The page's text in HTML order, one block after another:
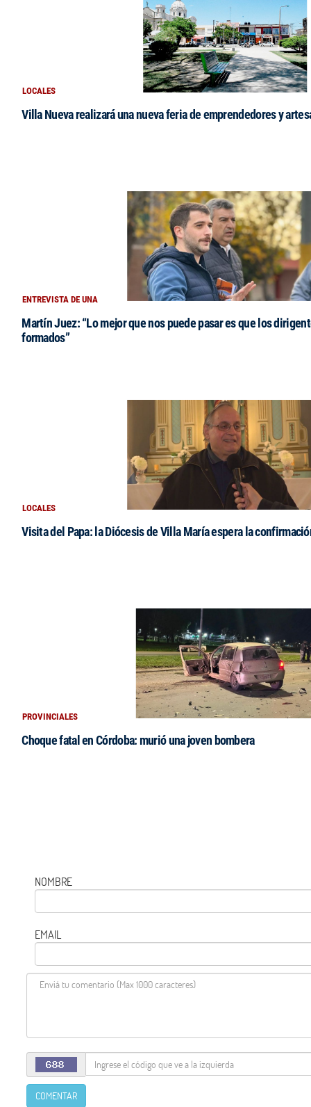
LOCALES
Villa Nueva realizará una nueva feria de emprendedores y
ENTREVISTA DE UNA
Martín Juez: “Lo mejor que nos puede pasar es que los
formados”
LOCALES
Visita del Papa: la Diócesis de Villa María espera la
PROVINCIALES
Choque fatal en Córdoba: murió una joven bombera
NOMBRE
EMAIL
COMENTAR